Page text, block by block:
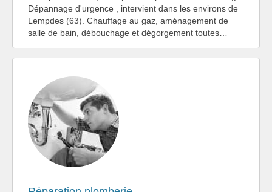
Dépannage d'urgence , intervient dans les environs de
Lempdes (63). Chauffage au gaz, aménagement de
salle de bain, débouchage et dégorgement toutes…